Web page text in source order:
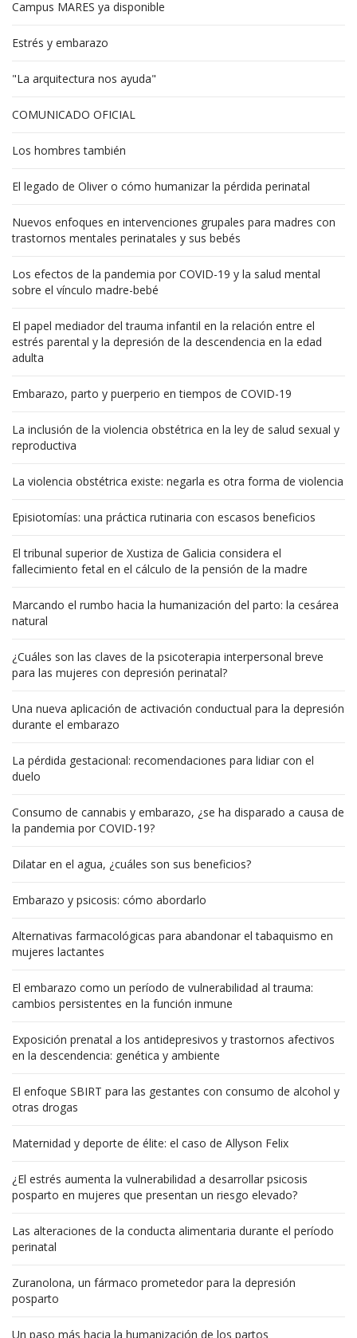
Campus MARES ya disponible
Estrés y embarazo
"La arquitectura nos ayuda"
COMUNICADO OFICIAL
Los hombres también
El legado de Oliver o cómo humanizar la pérdida perinatal
Nuevos enfoques en intervenciones grupales para madres con
trastornos mentales perinatales y sus bebés
Los efectos de la pandemia por COVID-19 y la salud mental
sobre el vínculo madre-bebé
El papel mediador del trauma infantil en la relación entre el
estrés parental y la depresión de la descendencia en la edad
adulta
Embarazo, parto y puerperio en tiempos de COVID-19
La inclusión de la violencia obstétrica en la ley de salud sexual y
reproductiva
La violencia obstétrica existe: negarla es otra forma de violencia
Episiotomías: una práctica rutinaria con escasos beneficios
El tribunal superior de Xustiza de Galicia considera el
fallecimiento fetal en el cálculo de la pensión de la madre
Marcando el rumbo hacia la humanización del parto: la cesárea
natural
¿Cuáles son las claves de la psicoterapia interpersonal breve
para las mujeres con depresión perinatal?
Una nueva aplicación de activación conductual para la depresión
durante el embarazo
La pérdida gestacional: recomendaciones para lidiar con el
duelo
Consumo de cannabis y embarazo, ¿se ha disparado a causa de
la pandemia por COVID-19?
Dilatar en el agua, ¿cuáles son sus beneficios?
Embarazo y psicosis: cómo abordarlo
Alternativas farmacológicas para abandonar el tabaquismo en
mujeres lactantes
El embarazo como un período de vulnerabilidad al trauma:
cambios persistentes en la función inmune
Exposición prenatal a los antidepresivos y trastornos afectivos
en la descendencia: genética y ambiente
El enfoque SBIRT para las gestantes con consumo de alcohol y
otras drogas
Maternidad y deporte de élite: el caso de Allyson Felix
¿El estrés aumenta la vulnerabilidad a desarrollar psicosis
posparto en mujeres que presentan un riesgo elevado?
Las alteraciones de la conducta alimentaria durante el período
perinatal
Zuranolona, un fármaco prometedor para la depresión
posparto
Un paso más hacia la humanización de los partos